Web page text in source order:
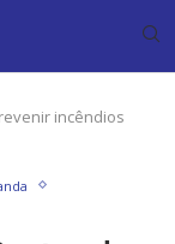
incêndios